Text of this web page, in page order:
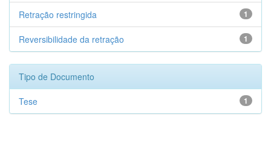
1
Retração restringida
1
Reversibilidade da retração
Tipo de Documento
1
Tese